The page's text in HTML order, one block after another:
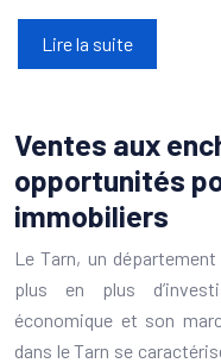
Lire la suite
Ventes aux
opportunités
immobiliers
Le Tarn, un
plus en plus
économique et son
dans le Tarn se